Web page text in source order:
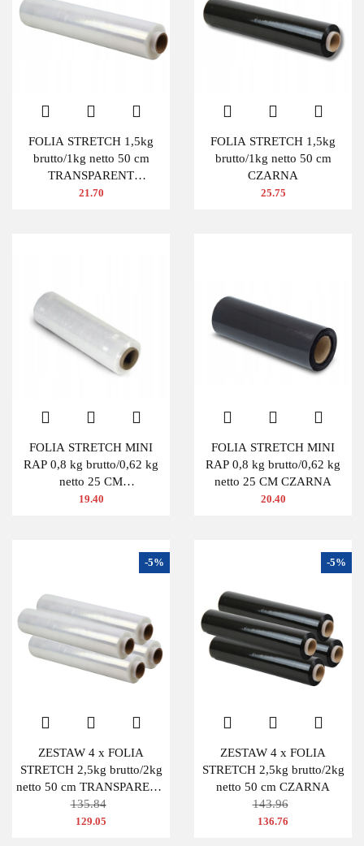
FOLIA STRETCH 1,5kg
brutto/1kg netto 50 cm
TRANSPARENT
BEZBARWNA
21.70
FOLIA STRETCH 1,5kg
brutto/1kg netto 50 cm
CZARNA
25.75
FOLIA STRETCH MINI
RAP 0,8 kg brutto/0,62 kg
netto 25 CM
TRANSPARENTNA
19.40
FOLIA STRETCH MINI
RAP 0,8 kg brutto/0,62 kg
netto 25 CM CZARNA
20.40
ZESTAW 4 x FOLIA
STRETCH 2,5kg brutto/2kg
netto 50 cm TRANSPARENT
BEZBARWNA
135.84
-5%
129.05
ZESTAW 4 x FOLIA
STRETCH 2,5kg brutto/2kg
netto 50 cm CZARNA
143.96
-5%
136.76